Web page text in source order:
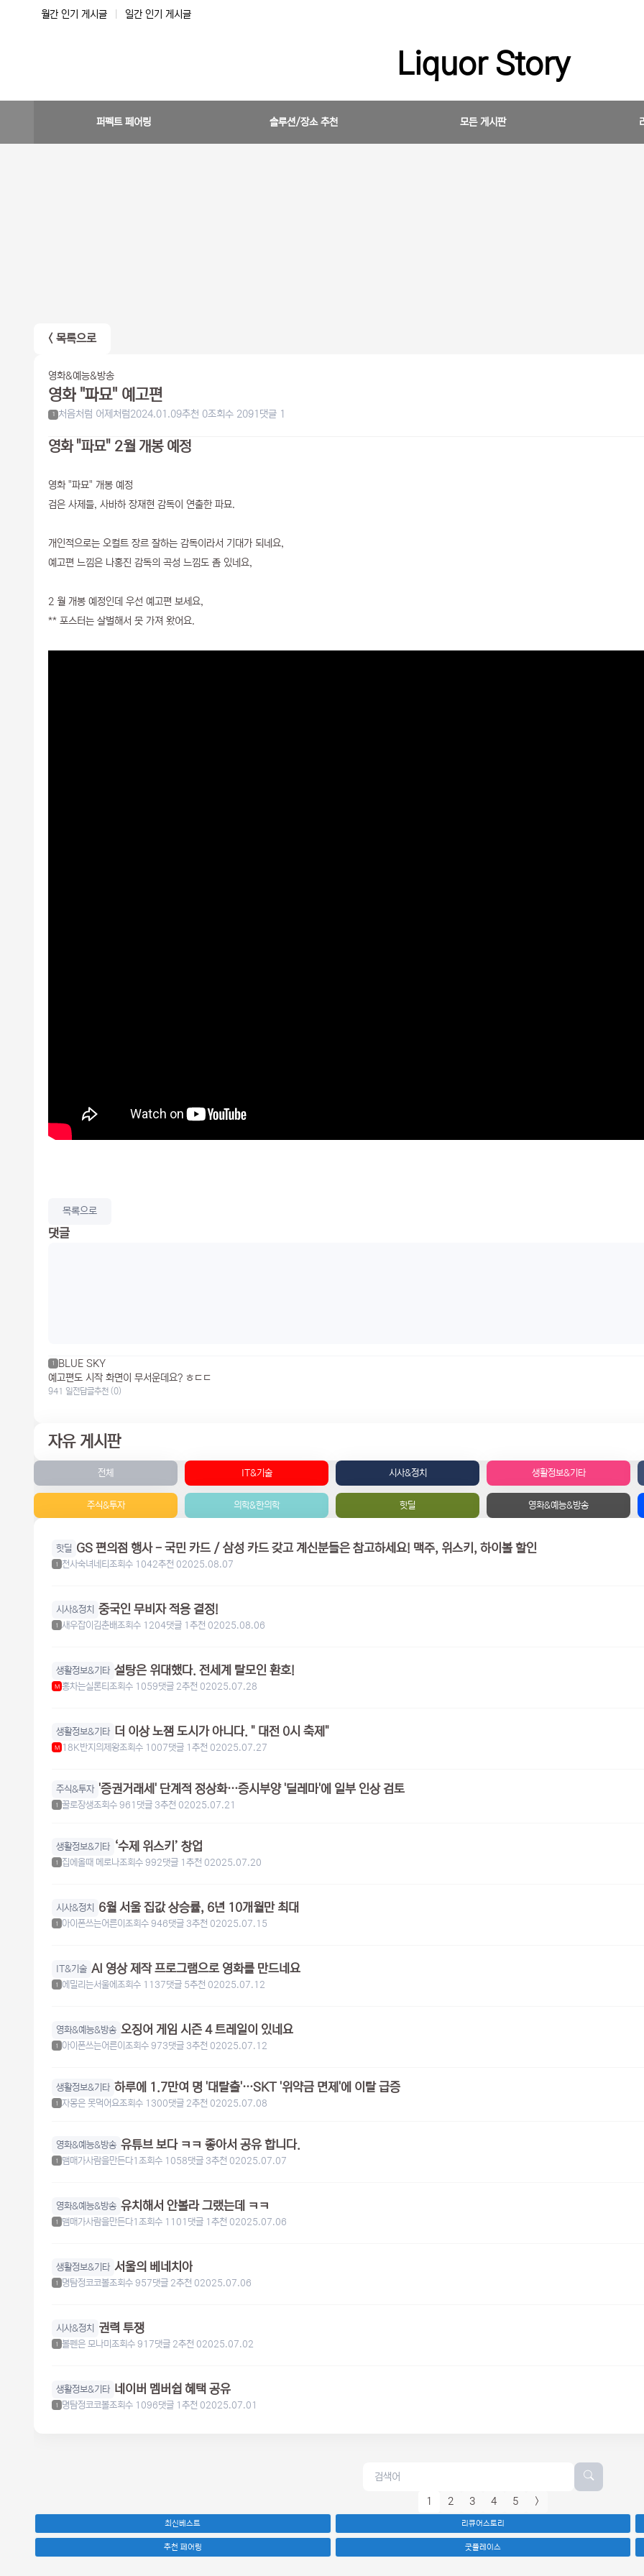
월간 인기 게시글 일간 인기 게시글
Liquor Story
퍼펙트 페어링 솔루션/장소 추천 모든 게시판
< 목록으로
영화&예능&방송
영화 "파묘" 예고편
1 처음처럼 어제처럼2024.01.09추천 0조회수 2091 댓글 1
영화 "파묘" 2월 개봉 예정
영화 "파묘" 개봉 예정
검은 사제들, 사바하 장재현 감독이 연출한 파묘.
개인적으로는 오컬트 장르 잘하는 감독이라서 기대가 되네요,
예고편 느낌은 나홍진 감독의 곡성 느낌도 좀 있네요,
2 월 개봉 예정인데 우선 예고편 보세요,
** 포스터는 살벌해서 못 가져 왔어요.
목록으로
댓글
1
BLUE SKY
예고편도 시작 화면이 무서운데요? ㅎㄷㄷ
941 일전답글추천 (0)
자유 게시판
전체 IT&기술 시사&정치 생활정보&기타
주식&투자 의학&한의학 핫딜 영화&예능&방송
핫딜 GS 편의점 행사 - 국민 카드 / 삼성 카드 갖고 계신분들은 참고하세요! 맥주, 위스키, 하이볼 할인
1 천사숙녀네티조회수 1042추천 02025.08.07
시사&정치 중국인 무비자 적용 결정!
1 새우잡이김춘배조회수 1204댓글 1 추천 02025.08.06
생활정보&기타 설탕은 위대했다. 전세계 탈모인 환호!
M 홍차는실론티조회수 1059댓글 2추천 02025.07.28
생활정보&기타 더 이상 노잼 도시가 아니다. " 대전 0시 축제"
M 18K반지의제왕조회수 1007댓글 1 추천 02025.07.27
주식&투자 '증권거래세' 단계적 정상화…증시부양 '딜레마'에 일부 인상 검토
1 꿀로장생조회수 961 댓글 3추천 02025.07.21
생활정보&기타 ‘수제 위스키’ 창업
1 집에올때 메로나조회수 992댓글 1 추천 02025.07.20
시사&정치 6월 서울 집값 상승률, 6년 10개월만 최대
1 아이폰쓰는어른이 조회수 946댓글 3추천 02025.07.15
IT&기술 AI 영상 제작 프로그램으로 영화를 만드네요
1 에밀리는서울에 조회수 1137댓글 5추천 02025.07.12
영화&예능&방송 오징어 게임 시즌 4 트레일이 있네요
1 아이폰쓰는어른이 조회수 973댓글 3추천 02025.07.12
생활정보&기타 하루에 1.7만여 명 '대탈출'…SKT '위약금 면제'에 이탈 급증
1 자몽은 못먹어요조회수 1300댓글 2추천 02025.07.08
영화&예능&방송 유튜브 보다 ㅋㅋ 좋아서 공유 합니다.
1 맴매가사람을만든다1 조회수 1058댓글 3추천 02025.07.07
영화&예능&방송 유치해서 안볼라 그랬는데 ㅋㅋ
1 맴매가사람을만든다1 조회수 1101 댓글 1 추천 02025.07.06
생활정보&기타 서울의 베네치아
1 명탐정코코볼조회수 957댓글 2추천 02025.07.06
시사&정치 권력 투쟁
1 볼펜은 모나미 조회수 917댓글 2추천 02025.07.02
생활정보&기타 네이버 멤버쉽 혜택 공유
1 명탐정코코볼조회수 1096댓글 1 추천 02025.07.01
1 2 3 4 5 >
최신베스트 리큐어스토리
추천 페어링 굿플레이스